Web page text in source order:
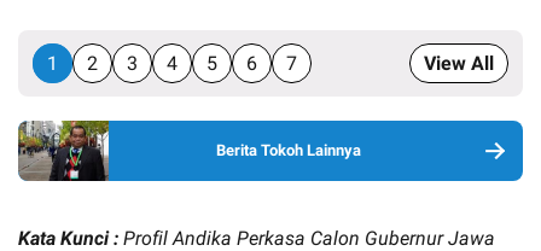
1 2 3 4 5 6 7 View All
Berita Tokoh Lainnya
Kata Kunci : Profil Andika Perkasa Calon Gubernur Jawa